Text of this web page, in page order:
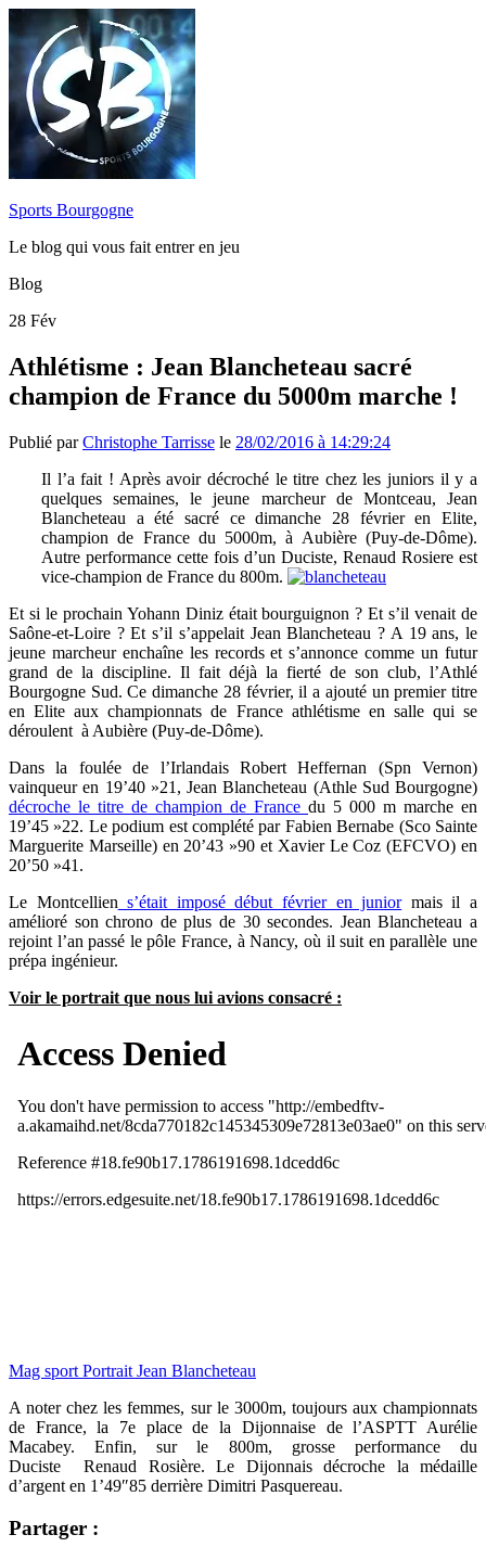
Sports Bourgogne
Le blog qui vous fait entrer en jeu
Blog
28 Fév
Athlétisme : Jean Blancheteau sacré
champion de France du 5000m marche !
Publié parChristophe Tarrisse le 28/02/2016 à 14:29:24
Il l’a fait ! Après avoir décroché le titre chez les juniors il y a
quelques semaines, le jeune marcheur de Montceau, Jean
Blancheteau a été sacré ce dimanche 28 février en Elite,
champion de France du 5000m, à Aubière (Puy-de-Dôme).
Autre performance cette fois d’un Duciste, Renaud Rosiere est
vice-champion de France du 800m.
Et si le prochain Yohann Diniz était bourguignon ? Et s’il venait de
Saône-et-Loire ? Et s’il s’appelait Jean Blancheteau ? A 19 ans, le
jeune marcheur enchaîne les records et s’annonce comme un futur
grand de la discipline. Il fait déjà la fierté de son club, l’Athlé
Bourgogne Sud. Ce dimanche 28 février, il a ajouté un premier titre
en Elite aux championnats de France athlétisme en salle qui se
déroulent à Aubière (Puy-de-Dôme).
Dans la foulée de l’Irlandais Robert Heffernan (Spn Vernon)
vainqueur en 19’40 »21, Jean Blancheteau (Athle Sud Bourgogne)
décroche le titre de champion de France du 5 000 m marche en
19’45 »22. Le podium est complété par Fabien Bernabe (Sco Sainte
Marguerite Marseille) en 20’43 »90 et Xavier Le Coz (EFCVO) en
20’50 »41.
Le Montcellien s’était imposé début février en juniormais il a
amélioré son chrono de plus de 30 secondes. Jean Blancheteau a
rejoint l’an passé le pôle France, à Nancy, où il suit en parallèle une
prépa ingénieur.
Voir le portrait que nous lui avions consacré :
Mag sport Portrait Jean Blancheteau
A noter chez les femmes, sur le 3000m, toujours aux championnats
de France, la 7e place de la Dijonnaise de l’ASPTT Aurélie
Macabey. Enfin, sur le 800m, grosse performance du
Duciste
Renaud Rosière. Le Dijonnais décroche la médaille
d’argent en 1’49″85 derrière Dimitri Pasquereau.
Partager :